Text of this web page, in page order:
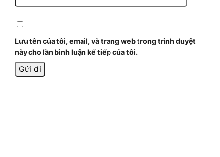
Lưu tên của tôi, email, và trang web trong trình duyệt
này cho lần bình luận kế tiếp của tôi.